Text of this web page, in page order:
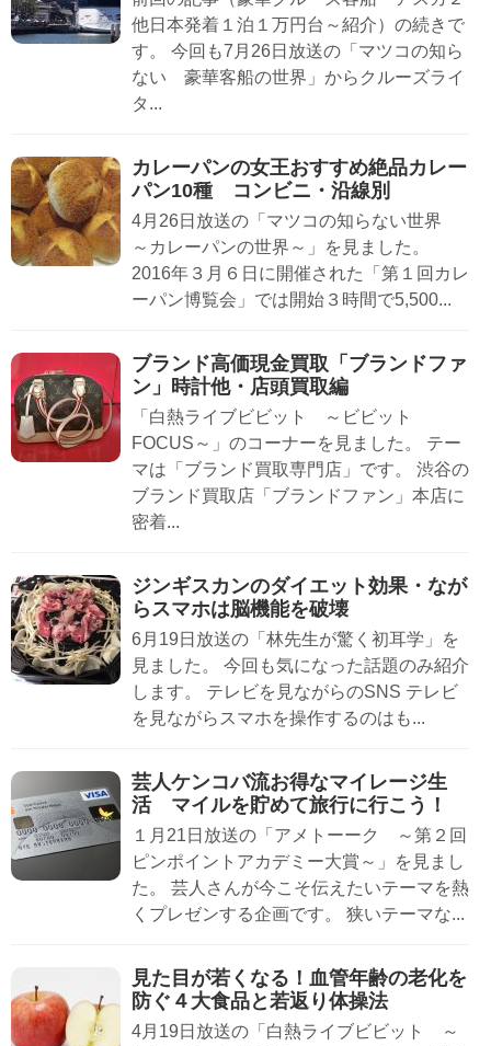
他日本発着１泊１万円台～紹介）の続きで
す。 今回も7月26日放送の「マツコの知ら
ない 豪華客船の世界」からクルーズライ
タ...
カレーパンの女王おすすめ絶品カレー
パン10種 コンビニ・沿線別
4月26日放送の「マツコの知らない世界
～カレーパンの世界～」を見ました。
2016年３月６日に開催された「第１回カレ
ーパン博覧会」では開始３時間で5,500...
ブランド高価現金買取「ブランドファ
ン」時計他・店頭買取編
「白熱ライブビビット ～ビビット
FOCUS～」のコーナーを見ました。 テー
マは「ブランド買取専門店」です。 渋谷の
ブランド買取店「ブランドファン」本店に
密着...
ジンギスカンのダイエット効果・なが
らスマホは脳機能を破壊
6月19日放送の「林先生が驚く初耳学」を
見ました。 今回も気になった話題のみ紹介
します。 テレビを見ながらのSNS テレビ
を見ながらスマホを操作するのはも...
芸人ケンコバ流お得なマイレージ生
活 マイルを貯めて旅行に行こう！
１月21日放送の「アメトーーク ～第２回
ピンポイントアカデミー大賞～」を見まし
た。 芸人さんが今こそ伝えたいテーマを熱
くプレゼンする企画です。 狭いテーマな...
見た目が若くなる！血管年齢の老化を
防ぐ４大食品と若返り体操法
4月19日放送の「白熱ライブビビット ～